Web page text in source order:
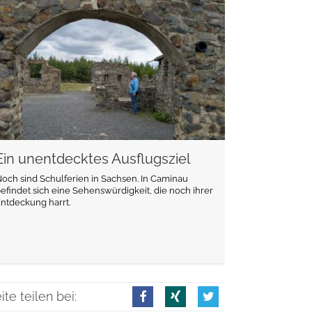
unentdecktes Ausflugsziel
sind Schulferien in Sachsen. In Caminau
sich eine Sehenswürdigkeit, die noch ihrer
harrt.
weiterlesen
teilen bei: